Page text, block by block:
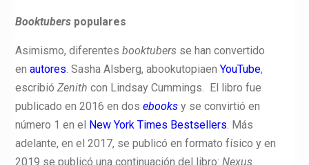
Booktuberspopulares
Asimismo, diferentes booktubersse han convertido
en autores . Sasha Alsberg, abookutopia​en YouTube,
escribió Zenith con Lindsay Cummings. El libro fue
publicado en 2016 en dos ebooksy se convirtió en
número 1 en el New York Times Bestsellers .​ Más
adelante, en el 2017, se publicó en formato físico y en
2019 se publicó una continuación del libro: Nexus.​